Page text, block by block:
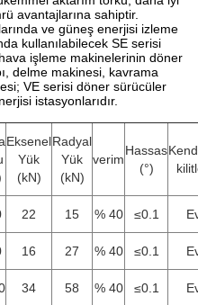
avantajlarına sahiptir.
ve güneş enerjisi izleme
kullanılabilecek SE serisi
işleme makinelerinin döner
delme makinesi, kavrama
VE serisi döner sürücüler
istasyonlarıdır.
Eksenel
Yük
(kN)
Radyal
Yük
(kN)
verim
Hassas
(°)
22 15 % 40 ≤0.1
16 27 % 40 ≤0.1
34 58 % 40 ≤0.1